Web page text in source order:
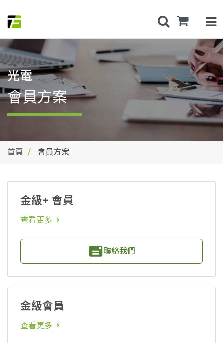
光電
會員方案
首頁 會員方案
金級+ 會員
查看更多
聯絡我們
金級會員
查看更多